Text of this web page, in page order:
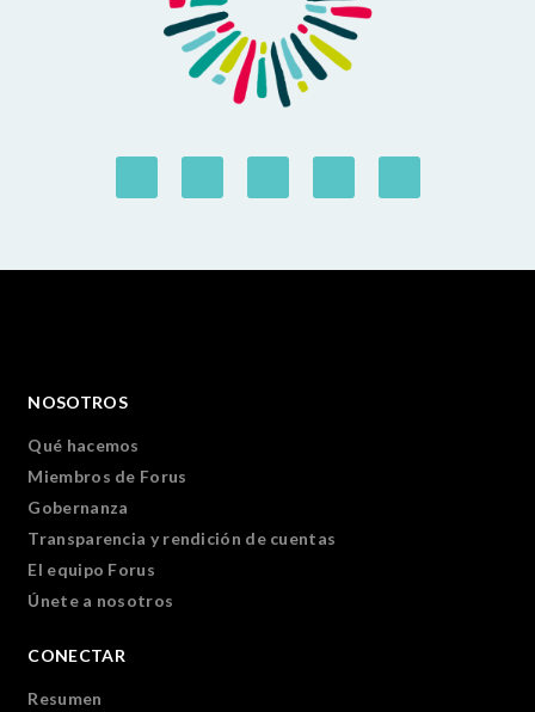
NOSOTROS
Qué hacemos
Miembros de Forus
Gobernanza
Transparencia y rendición de cuentas
El equipo Forus
Únete a nosotros
CONECTAR
Resumen